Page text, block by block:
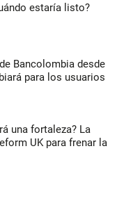
estaría listo?
Bancolombia desde
para los usuarios
una fortaleza? La
UK para frenar la